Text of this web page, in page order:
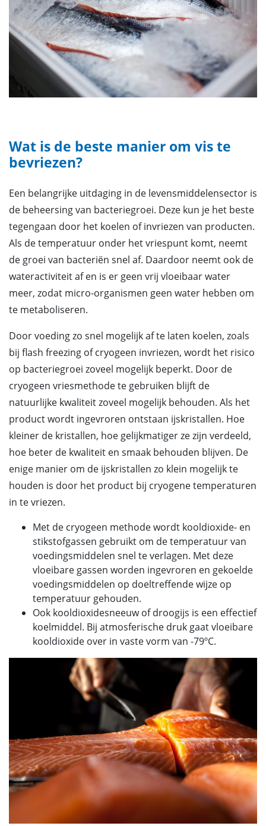
Wat is de beste manier om vis te
bevriezen?
Een belangrijke uitdaging in de levensmiddelensector is
de beheersing van bacteriegroei. Deze kun je het beste
tegengaan door het koelen of invriezen van producten.
Als de temperatuur onder het vriespunt komt, neemt
de groei van bacteriën snel af. Daardoor neemt ook de
wateractiviteit af en is er geen vrij vloeibaar water
meer, zodat micro-organismen geen water hebben om
te metaboliseren.
Door voeding zo snel mogelijk af te laten koelen, zoals
bij flash freezing of cryogeen invriezen, wordt het risico
op bacteriegroei zoveel mogelijk beperkt. Door de
cryogeen vriesmethode te gebruiken blijft de
natuurlijke kwaliteit zoveel mogelijk behouden. Als het
product wordt ingevroren ontstaan ijskristallen. Hoe
kleiner de kristallen, hoe gelijkmatiger ze zijn verdeeld,
hoe beter de kwaliteit en smaak behouden blijven. De
enige manier om de ijskristallen zo klein mogelijk te
houden is door het product bij cryogene temperaturen
in te vriezen.
Met de cryogeen methode wordt kooldioxide- en
stikstofgassen gebruikt om de temperatuur van
voedingsmiddelen snel te verlagen. Met deze
vloeibare gassen worden ingevroren en gekoelde
voedingsmiddelen op doeltreffende wijze op
temperatuur gehouden.
Ook kooldioxidesneeuw of droogijs is een effectief
koelmiddel. Bij atmosferische druk gaat vloeibare
kooldioxide over in vaste vorm van -79ºC.